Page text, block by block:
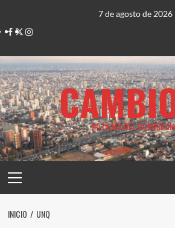
contenido
7 de agosto de 2026
Facebook
TwitterInstagram
NOTICIAS DEL
principal
INICIO UNQ